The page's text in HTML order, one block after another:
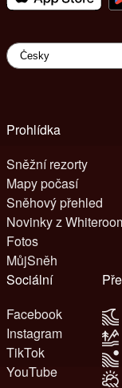
Prohlídka
Sněžní rezorty
Mapy počasí
Sněhový přehled
Novinky z
Fotos
MůjSněh
Sociální
Facebook
Instagram
TikTok
YouTube